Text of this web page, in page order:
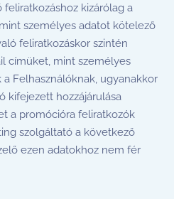
kizárólag a
személyes adatot kötelező
feliratkozáskor szintén
címüket, mint személyes
Felhasználóknak, ugyanakkor
kifejezett hozzájárulása
a promócióra feliratkozók
szolgáltató a következő
ezen adatokhoz nem fér